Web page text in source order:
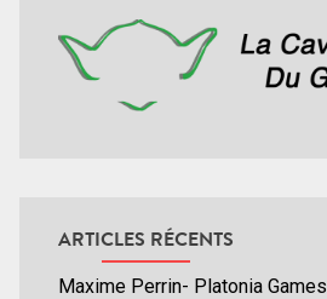
ARTICLES RÉCENTS
Maxime Perrin- Platonia Games